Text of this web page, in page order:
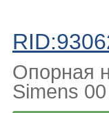
Опорная
Simens 00